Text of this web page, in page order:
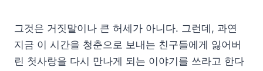
그것은 거짓말이나 큰 허세가 아니다. 그런데, 과연
지금 이 시간을 청춘으로 보내는 친구들에게 잃어버
린 첫사랑을 다시 만나게 되는 이야기를 쓰라고 한다